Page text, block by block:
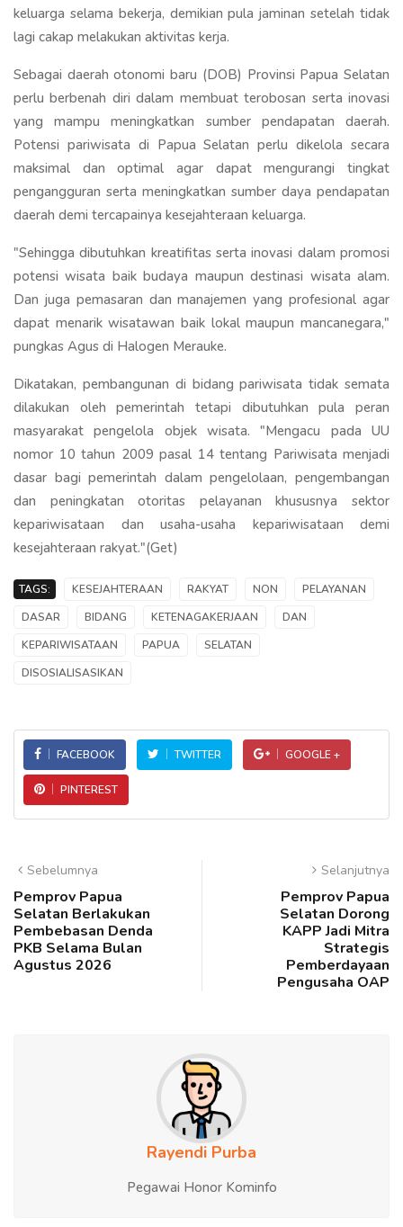
keluarga selama bekerja, demikian pula jaminan setelah tidak
lagi cakap melakukan aktivitas kerja.
Sebagai daerah otonomi baru (DOB) Provinsi Papua Selatan
perlu berbenah diri dalam membuat terobosan serta inovasi
yang mampu meningkatkan sumber pendapatan daerah.
Potensi pariwisata di Papua Selatan perlu dikelola secara
maksimal dan optimal agar dapat mengurangi tingkat
pengangguran serta meningkatkan sumber daya pendapatan
daerah demi tercapainya kesejahteraan keluarga.
"Sehingga dibutuhkan kreatifitas serta inovasi dalam promosi
potensi wisata baik budaya maupun destinasi wisata alam.
Dan juga pemasaran dan manajemen yang profesional agar
dapat menarik wisatawan baik lokal maupun mancanegara,"
pungkas Agus di Halogen Merauke.
Dikatakan, pembangunan di bidang pariwisata tidak semata
dilakukan oleh pemerintah tetapi dibutuhkan pula peran
masyarakat pengelola objek wisata. "Mengacu pada UU
nomor 10 tahun 2009 pasal 14 tentang Pariwisata menjadi
dasar bagi pemerintah dalam pengelolaan, pengembangan
dan peningkatan otoritas pelayanan khususnya sektor
kepariwisataan dan usaha-usaha kepariwisataan demi
kesejahteraan rakyat."(Get)
TAGS: KESEJAHTERAAN RAKYAT NON
PELAYANAN
DASAR
BIDANG KETENAGAKERJAAN
DAN
KEPARIWISATAAN
PAPUA
SELATAN
DISOSIALISASIKAN
FACEBOOK TWITTER GOOGLE +
PINTEREST
Sebelumnya
Pemprov Papua
Selatan Berlakukan
Pembebasan Denda
PKB Selama Bulan
Agustus 2026
Selanjutnya
Pemprov Papua
Selatan Dorong
KAPP Jadi Mitra
Strategis
Pemberdayaan
Pengusaha OAP
Rayendi Purba
Pegawai Honor Kominfo